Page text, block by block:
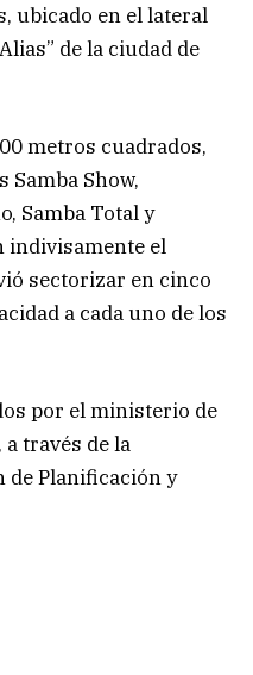
ubicado en el lateral
de la ciudad de
metros cuadrados,
Samba Show,
Samba Total y
indivisamente el
sectorizar en cinco
a cada uno de los
por el ministerio de
través de la
de Planificación y